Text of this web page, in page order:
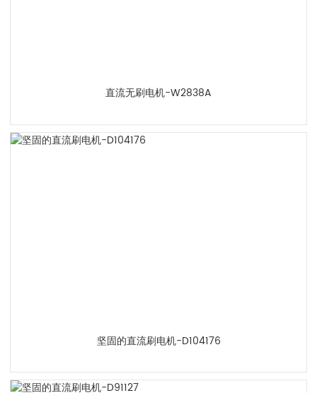
直流无刷电机-W2838A
坚固的直流刷电机-D104176